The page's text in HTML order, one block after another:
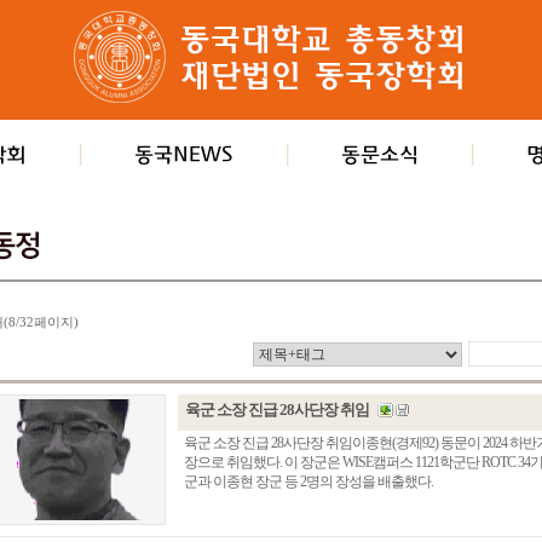
(8/32페이지)
육군 소장 진급 28사단장 취임
육군 소장 진급 28사단장 취임이종현(경제92) 동문이 2024 하
장으로 취임했다. 이 장군은 WISE캠퍼스 1121학군단 ROTC 34
군과 이종현 장군 등 2명의 장성을 배출했다.